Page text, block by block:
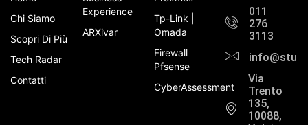
Chi Siamo
Scopri Di Più
Tech Radar
Contatti
Experience
ARXivar
Tp-Link |
Omada
Firewall
Pfsense
CyberAssessment
011
276
3113
Via
Trento
135,
10088,